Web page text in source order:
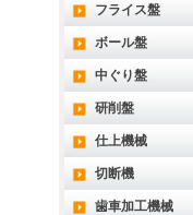
フライス盤
ボール盤
中ぐり盤
研削盤
仕上機械
切断機
歯車加工機械